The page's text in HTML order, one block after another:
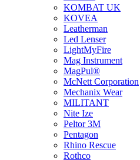
KOMBAT UK
KOVEA
Leatherman
Led Lenser
LightMyFire
Mag Instrument
MagPul®
McNett Corporation
Mechanix Wear
MILITANT
Nite Ize
Peltor 3M
Pentagon
Rhino Rescue
Rothco